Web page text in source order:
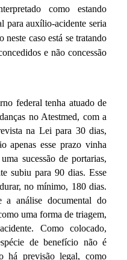
como estando
para auxílio-acidente seria
neste caso está se tratando
e não concessão
federal tenha atuado de
no Atestmed, com a
na Lei para 30 dias,
apenas esse prazo vinha
sucessão de portarias,
subiu para 90 dias. Esse
no mínimo, 180 dias.
a análise documental do
uma forma de triagem,
Como colocado,
de benefício não é
há previsão legal, como